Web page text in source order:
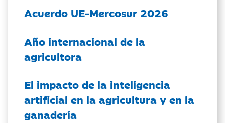
Acuerdo UE-Mercosur 2026
Año internacional de la
agricultora
El impacto de la inteligencia
artificial en la agricultura y en la
ganadería